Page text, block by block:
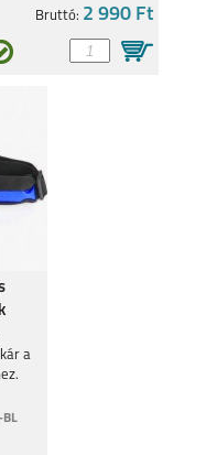
Bruttó: 2 990 Ft
a
BL